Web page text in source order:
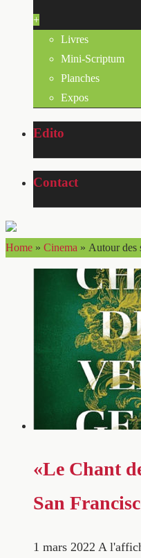
+
Livres
Mini-Scriptum
Planches
Expos
Edito
Contact
Home » Cinema » Autour des
«Le Chant
San
1 mars 2022 A